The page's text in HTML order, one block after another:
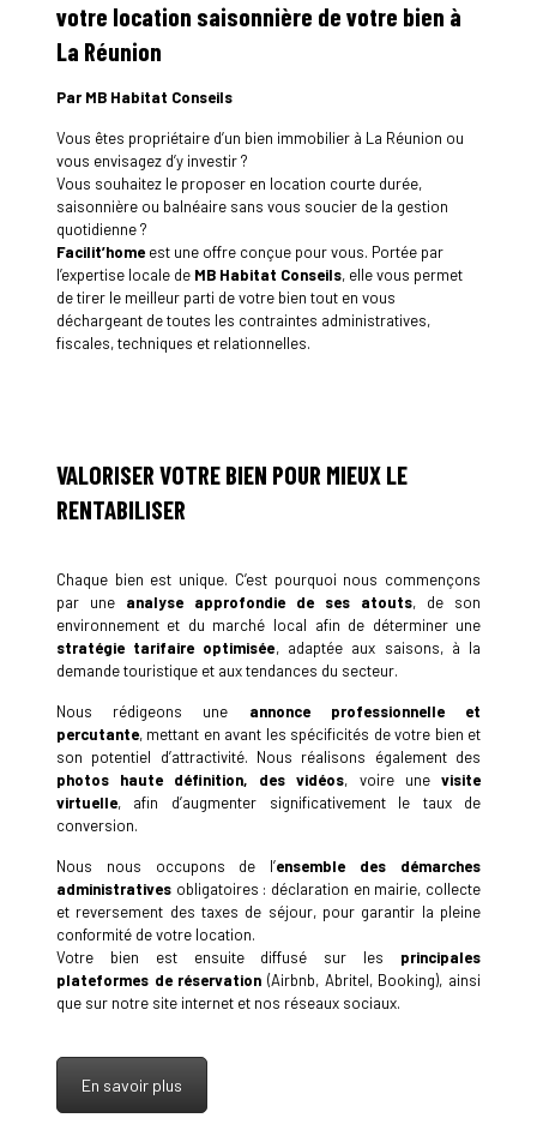
votre location saisonnière de votre bien à
La Réunion
Par MB Habitat Conseils
Vous êtes propriétaire d’un bien immobilier à La Réunion ou
vous envisagez d’y investir ?
Vous souhaitez le proposer en location courte durée,
saisonnière ou balnéaire sans vous soucier de la gestion
quotidienne ?
Facilit’homeest une offre conçue pour vous. Portée par
l’expertise locale de MB Habitat Conseils, elle vous permet
de tirer le meilleur parti de votre bien tout en vous
déchargeant de toutes les contraintes administratives,
fiscales, techniques et relationnelles.
VALORISER VOTRE BIEN POUR MIEUX LE
RENTABILISER
Chaque bien est unique. C’est pourquoi nous commençons
par une analyse approfondie de ses atouts, de son
environnement et du marché local afin de déterminer une
stratégie tarifaire optimisée, adaptée aux saisons, à la
demande touristique et aux tendances du secteur.
Nous rédigeons une annonce professionnelle et
percutante, mettant en avant les spécificités de votre bien et
son potentiel d’attractivité. Nous réalisons également des
photos haute définition, des vidéos, voire unevisite
virtuelle, afin d’augmenter significativement le taux de
conversion.
Nous nous occupons de l’ensemble des démarches
administrativesobligatoires : déclaration en mairie, collecte
et reversement des taxes de séjour, pour garantir la pleine
conformité de votre location.
Votre bien est ensuite diffusé sur les principales
plateformes de réservation (Airbnb, Abritel, Booking), ainsi
que sur notre site internet et nos réseaux sociaux.
En savoir plus